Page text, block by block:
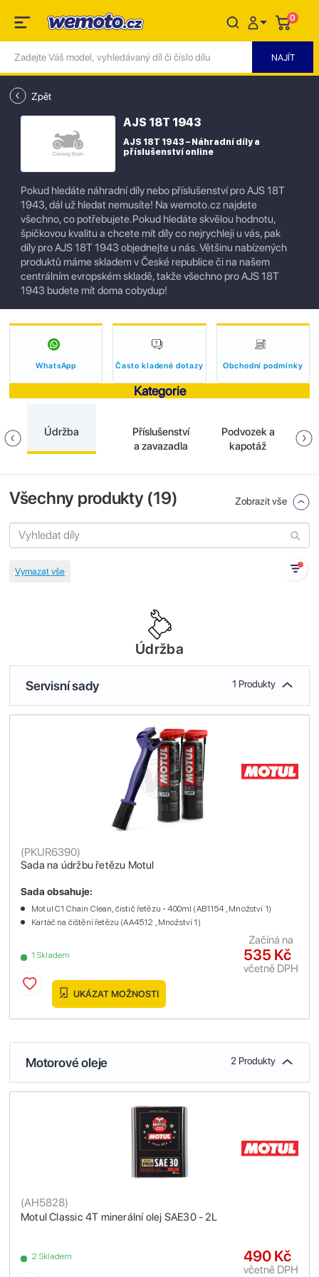
0
Zpět
AJS 18T 1943
AJS 18T 1943 – Náhradní díly a
příslušenství online
Pokud hledáte náhradní díly nebo příslušenství pro AJS 18T
1943, dál už hledat nemusíte! Na wemoto.cz najdete
všechno, co potřebujete.Pokud hledáte skvělou hodnotu,
špičkovou kvalitu a chcete mít díly co nejrychleji u vás, pak
díly pro AJS 18T 1943 objednejte u nás. Většinu nabízených
produktů máme skladem v České republice či na našem
centrálním evropském skladě, takže všechno pro AJS 18T
1943 budete mít doma cobydup!
WhatsApp Často kladené dotazy Obchodní podmínky
Kategorie
Údržba
Příslušenství
a zavazadla
Podvozek a
kapotáž
Všechny produkty (19) Zobrazit vše
Údržba
Servisní sady 1 Produkty
Sada na údržbu řetězu Motul
(PKUR6390)
1 Skladem
Sada obsahuje:
Motul C1 Chain Clean, čistič řetězu - 400ml (AB1154 , Množství 1)
Kartáč na čištění řetězu (AA4512 , Množství 1)
535 Kč
včetně DPH
Začíná na
UKÁZAT MOŽNOSTI
Motorové oleje 2 Produkty
Motul Classic 4T minerální olej SAE30 - 2L
(AH5828)
2 Skladem 490 Kč
včetně DPH